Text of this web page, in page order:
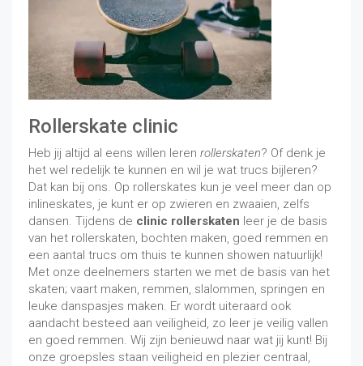
Rollerskate clinic
Heb jij altijd al eens willen leren rollerskaten? Of denk je
het wel redelijk te kunnen en wil je wat trucs bijleren?
Dat kan bij ons. Op rollerskates kun je veel meer dan op
inlineskates, je kunt er op zwieren en zwaaien, zelfs
dansen. Tijdens de clinic rollerskaten leer je de basis
van het rollerskaten, bochten maken, goed remmen en
een aantal trucs om thuis te kunnen showen natuurlijk!
Met onze deelnemers starten we met de basis van het
skaten; vaart maken, remmen, slalommen, springen en
leuke danspasjes maken. Er wordt uiteraard ook
aandacht besteed aan veiligheid, zo leer je veilig vallen
en goed remmen. Wij zijn benieuwd naar wat jij kunt! Bij
onze groepsles staan veiligheid en plezier centraal,